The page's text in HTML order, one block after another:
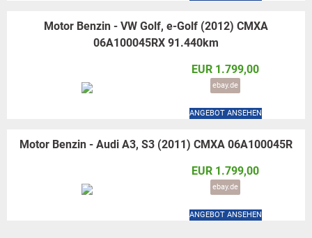
Motor Benzin - VW Golf, e-Golf (2012) CMXA
06A100045RX 91.440km
EUR 1.799,00
ebay.de
ANGEBOT ANSEHEN
Motor Benzin - Audi A3, S3 (2011) CMXA 06A100045R
EUR 1.799,00
ebay.de
ANGEBOT ANSEHEN